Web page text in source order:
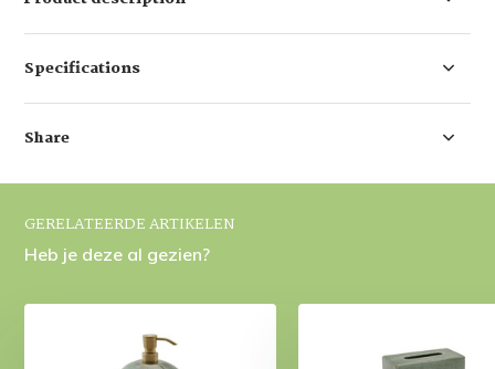
Specifications
Share
GERELATEERDE ARTIKELEN
Heb je deze al gezien?